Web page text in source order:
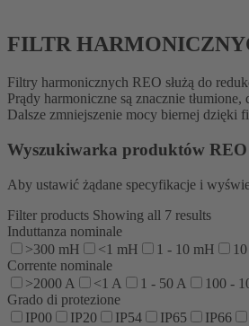
FILTR
Filtry harmonicznych REO służą do
Prądy harmoniczne są znacznie
Dalsze zmniejszenie mocy biernej dzięki
Wyszukiwarka produktów REO
Aby ustawić żądane specyfikacje i
Filter products Showing all 7 results
Induttanza nominale
>300 mH
<1 mH 1 - 10 mH
Corrente nominale
>2000 A
<1 A 1 - 50 A 100 -
Grado di protezione
IP00
IP20 IP54 IP65 IP66